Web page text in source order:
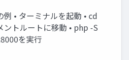
例 • ターミナルを起動 • cd
ントルートに移動 • php -S
を実行